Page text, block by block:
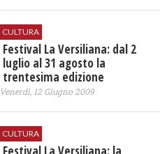
CULTURA
Festival La Versiliana: dal 2
luglio al 31 agosto la
trentesima edizione
Venerdì, 12 Giugno 2009
CULTURA